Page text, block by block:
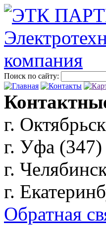
Поиск по сайту:
г.
г. Уфа (347)
г.
г.
Обратная